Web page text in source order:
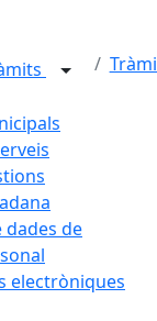
dades de
electròniques